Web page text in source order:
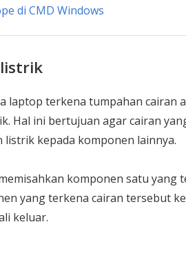
di CMD Windows
laptop terkena tumpahan cairan
Hal ini bertujuan agar cairan
kepada komponen lainnya.
komponen satu yang
yang terkena cairan tersebut
keluar.